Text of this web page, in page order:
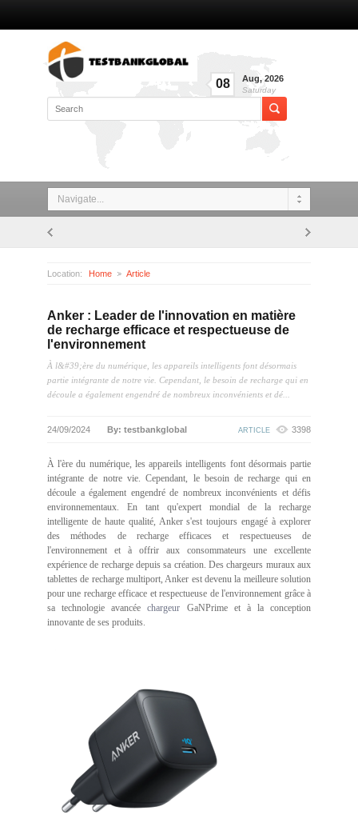
08 Aug, 2026
Saturday
Navigate...
Location: Home Article
Anker : Leader de l'innovation en matière
de recharge efficace et respectueuse de
l'environnement
À l&#39;ère du numérique, les appareils intelligents font désormais
partie intégrante de notre vie. Cependant, le besoin de recharge qui en
découle a également engendré de nombreux inconvénients et dé...
24/09/2024 By: testbankglobal ARTICLE 3398
À l'ère du numérique, les appareils intelligents font désormais partie
intégrante de notre vie. Cependant, le besoin de recharge qui en
découle a également engendré de nombreux inconvénients et défis
environnementaux. En tant qu'expert mondial de la recharge
intelligente de haute qualité, Anker s'est toujours engagé à explorer
des méthodes de recharge efficaces et respectueuses de
l'environnement et à offrir aux consommateurs une excellente
expérience de recharge depuis sa création. Des chargeurs muraux aux
tablettes de recharge multiport, Anker est devenu la meilleure solution
pour une recharge efficace et respectueuse de l'environnement grâce à
sa technologie avancéechargeur GaNPrime et à la conception
innovante de ses produits.